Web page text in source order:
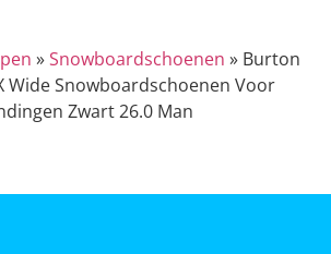
»Snowboardschoenen » Burton
Wide Snowboardschoenen Voor
Zwart 26.0 Man